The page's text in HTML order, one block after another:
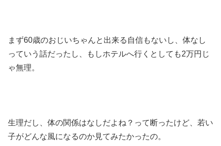
まず60歳のおじいちゃんと出来る自信もないし、体なし
っていう話だったし、もしホテルへ行くとしても2万円じ
ゃ無理。
生理だし、体の関係はなしだよね？って断ったけど、若い
子がどんな風になるのか見てみたかったの。